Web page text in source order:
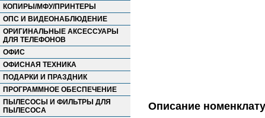
КОПИРЫ/МФУ/ПРИНТЕРЫ
ОПС И ВИДЕОНАБЛЮДЕНИЕ
ОРИГИНАЛЬНЫЕ АКСЕССУАРЫ
ДЛЯ ТЕЛЕФОНОВ
ОФИС
ОФИСНАЯ ТЕХНИКА
ПОДАРКИ И ПРАЗДНИК
ПРОГРАММНОЕ ОБЕСПЕЧЕНИЕ
ПЫЛЕСОСЫ И ФИЛЬТРЫ ДЛЯ
ПЫЛЕСОСА
Описание